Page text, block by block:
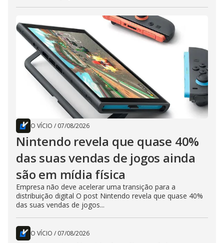
O VÍCIO / 07/08/2026
Nintendo revela que quase 40%
das suas vendas de jogos ainda
são em mídia física
Empresa não deve acelerar uma transição para a
distribuição digital O post Nintendo revela que quase 40%
das suas vendas de jogos...
O VÍCIO / 07/08/2026